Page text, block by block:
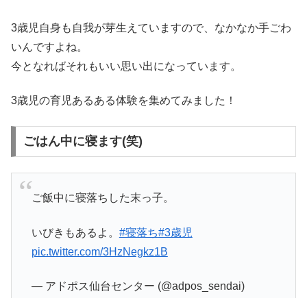
3歳児自身も自我が芽生えていますので、なかなか手ごわ
いんですよね。
今となればそれもいい思い出になっています。
3歳児の育児あるある体験を集めてみました！
ごはん中に寝ます(笑)
ご飯中に寝落ちした末っ子。
いびきもあるよ。 #寝落ち#3歳児
pic.twitter.com/3HzNegkz1B
— アドポス仙台センター (@adpos_sendai)